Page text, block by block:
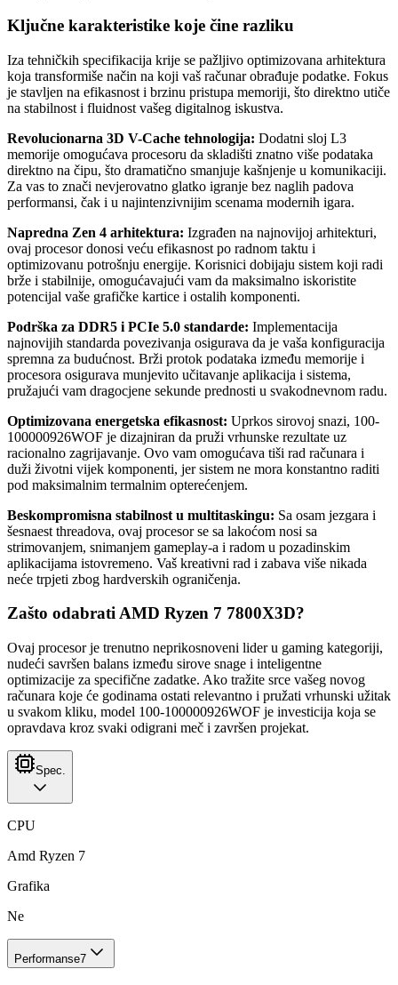
Ključne karakteristike koje čine razliku
Iza tehničkih specifikacija krije se pažljivo optimizovana arhitektura
koja transformiše način na koji vaš računar obrađuje podatke. Fokus
je stavljen na efikasnost i brzinu pristupa memoriji, što direktno utiče
na stabilnost i fluidnost vašeg digitalnog iskustva.
Revolucionarna 3D V-Cache tehnologija: Dodatni sloj L3
memorije omogućava procesoru da skladišti znatno više podataka
direktno na čipu, što dramatično smanjuje kašnjenje u komunikaciji.
Za vas to znači nevjerovatno glatko igranje bez naglih padova
performansi, čak i u najintenzivnijim scenama modernih igara.
Napredna Zen 4 arhitektura: Izgrađen na najnovijoj arhitekturi,
ovaj procesor donosi veću efikasnost po radnom taktu i
optimizovanu potrošnju energije. Korisnici dobijaju sistem koji radi
brže i stabilnije, omogućavajući vam da maksimalno iskoristite
potencijal vaše grafičke kartice i ostalih komponenti.
Podrška za DDR5 i PCIe 5.0 standarde: Implementacija
najnovijih standarda povezivanja osigurava da je vaša konfiguracija
spremna za budućnost. Brži protok podataka između memorije i
procesora osigurava munjevito učitavanje aplikacija i sistema,
pružajući vam dragocjene sekunde prednosti u svakodnevnom radu.
Optimizovana energetska efikasnost: Uprkos sirovoj snazi, 100-
100000926WOF je dizajniran da pruži vrhunske rezultate uz
racionalno zagrijavanje. Ovo vam omogućava tiši rad računara i
duži životni vijek komponenti, jer sistem ne mora konstantno raditi
pod maksimalnim termalnim opterećenjem.
Beskompromisna stabilnost u multitaskingu: Sa osam jezgara i
šesnaest threadova, ovaj procesor se sa lakoćom nosi sa
strimovanjem, snimanjem gameplay-a i radom u pozadinskim
aplikacijama istovremeno. Vaš kreativni rad i zabava više nikada
neće trpjeti zbog hardverskih ograničenja.
Zašto odabrati AMD Ryzen 7 7800X3D?
Ovaj procesor je trenutno neprikosnoveni lider u gaming kategoriji,
nudeći savršen balans između sirove snage i inteligentne
optimizacije za specifične zadatke. Ako tražite srce vašeg novog
računara koje će godinama ostati relevantno i pružati vrhunski užitak
u svakom kliku, model 100-100000926WOF je investicija koja se
opravdava kroz svaki odigrani meč i završen projekat.
Spec.
CPU
Amd Ryzen 7
Grafika
Ne
Performanse7